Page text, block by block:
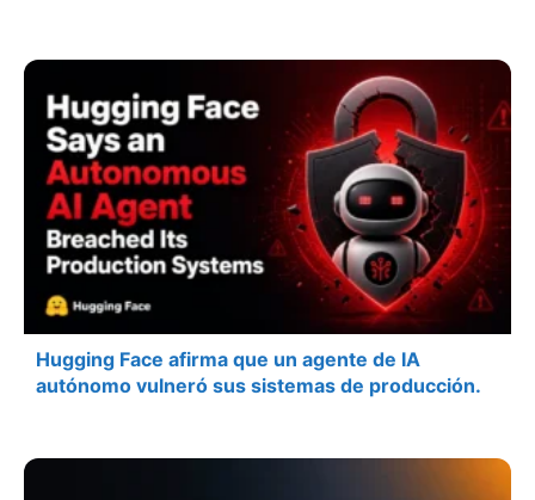
Hugging Face afirma que un agente de IA
autónomo vulneró sus sistemas de producción.